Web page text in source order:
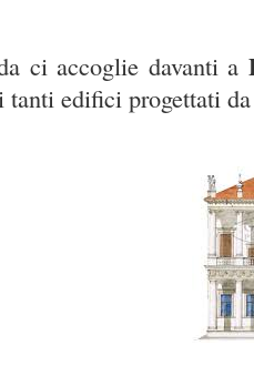
ci accoglie davanti a
edifici progettati